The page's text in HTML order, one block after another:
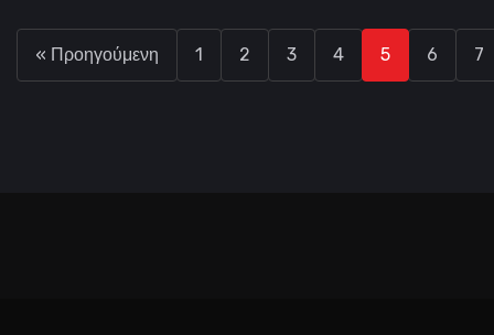
« Προηγούμενη 1 2 3 4 5 6 7